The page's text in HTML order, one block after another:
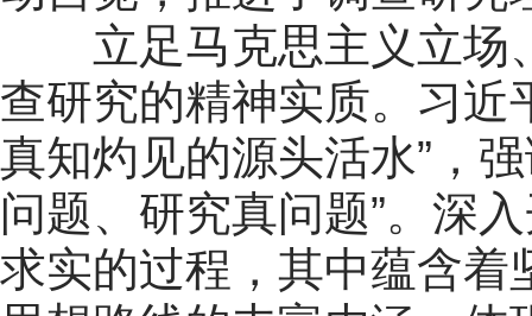
立足马克思主义立场
查研究的精神实质。习近
真知灼见的源头活水”，
问题、研究真问题”。深
求实的过程，其中蕴含着